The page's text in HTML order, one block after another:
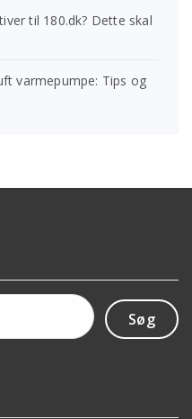
til 180.dk? Dette skal
varmepumpe: Tips og